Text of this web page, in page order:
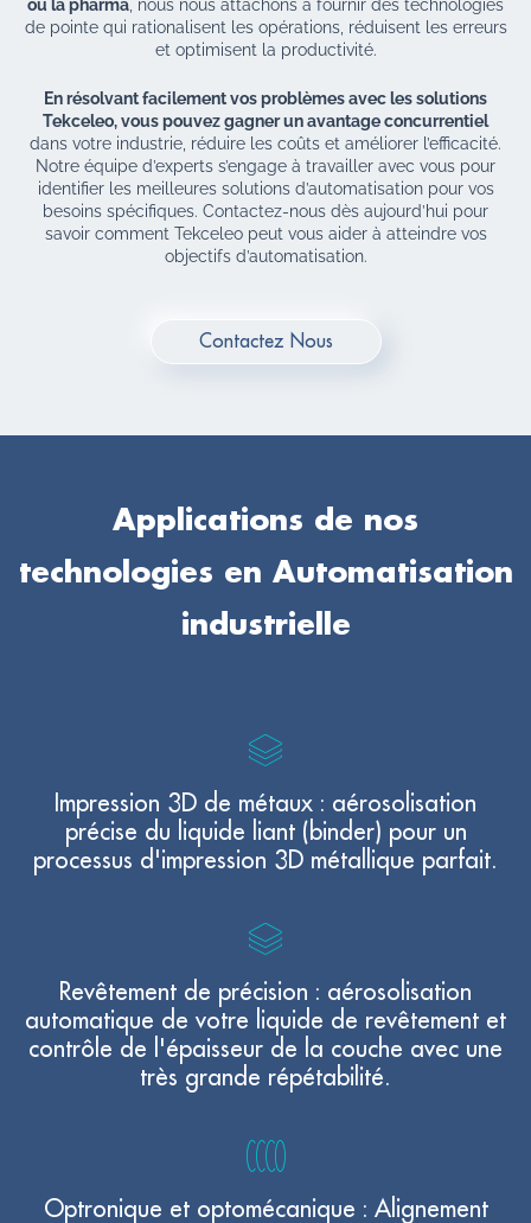
ou la pharma , nous nous attachons à fournir des technologies
de pointe qui rationalisent les opérations, réduisent les erreurs
et optimisent la productivité.
En résolvant facilement vos problèmes avec les solutions
Tekceleo, vous pouvez gagner un avantage concurrentiel
dans votre industrie, réduire les coûts et améliorer l’efficacité.
Notre équipe d’experts s’engage à travailler avec vous pour
identifier les meilleures solutions d’automatisation pour vos
besoins spécifiques. Contactez-nous dès aujourd’hui pour
savoir comment Tekceleo peut vous aider à atteindre vos
objectifs d’automatisation.
Contactez Nous
Applications de nos
technologies en Automatisation
industrielle
Impression 3D de métaux : aérosolisation
précise du liquide liant (binder) pour un
processus d'impression 3D métallique parfait.
Revêtement de précision : aérosolisation
automatique de votre liquide de revêtement et
contrôle de l'épaisseur de la couche avec une
très grande répétabilité.
Optronique et optomécanique : Alignement